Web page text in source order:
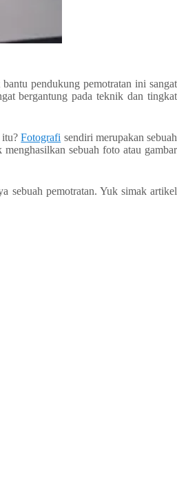
pendukung pemotratan ini sangat
bergantung pada teknik dan tingkat
itu?Fotografi sendiri merupakan sebuah
sebuah foto atau gambar
sebuah pemotratan. Yuk simak artikel